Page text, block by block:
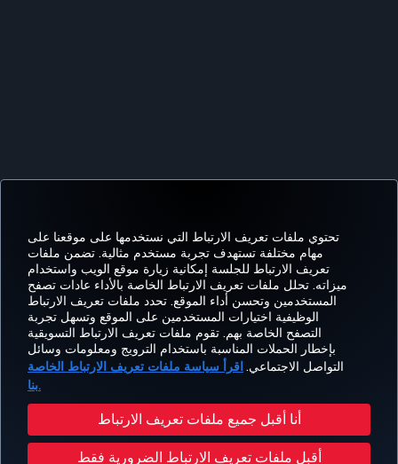
تحتوي ملفات تعريف الارتباط التي نستخدمها على موقعنا على
مهام مختلفة تستهدف تجربة مستخدم مثالية. تضمن ملفات
تعريف الارتباط للجلسة إمكانية زيارة موقع الويب واستخدام
ميزاته. تحلل ملفات تعريف الارتباط الخاصة بالأداء عادات تصفح
المستخدمين وتحسن أداء الموقع. تحدد ملفات تعريف الارتباط
الوظيفية اختيارات المستخدمين على الموقع وتسهل تجربة
التصفح الخاصة بهم. تقوم ملفات تعريف الارتباط التسويقية
بإخطار الحملات المناسبة باستخدام الترويج ومعلومات وسائل
التواصل الاجتماعي. اقرأ سياسة ملفات تعريف الارتباط الخاصة
بنا.
أنا أقبل جميع ملفات تعريف الارتباط
أقبل ملفات تعريف الارتباط الضرورية فقط
Facebook
TwitterInstagram
YouTubeLinkedIn
تيك توك
BlogPinterest
الحجز
والإدارة
خبرة
العروض
والوجهات
مساعدة MILES&SMILES
CORPORATE
CLUB
سياسة الخصوصية وملفات تعريف الارتباط إشعار قانوني حقوق المسافر
تغيير إعدادات ملفات تعريف الارتباط خطة خدمة عملاء وزارة النقل الأمريكية
حقوق أصحاب البيانات في الإتحاد الأوروبي